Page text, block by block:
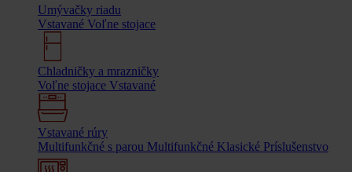
Umývačky riadu
Vstavané Voľne stojace
Chladničky a mrazničky
Voľne stojace Vstavané
Vstavané rúry
Multifunkčné s parou Multifunkčné Klasické Príslušenstvo